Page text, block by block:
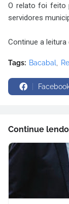
O relato foi feito
servidores
Continue a leitura
Tags: Bacabal
Continue lendo